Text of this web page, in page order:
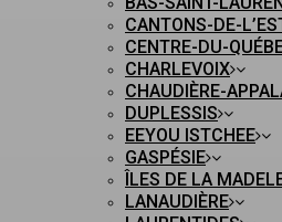
CANTONS-DE-
CENTRE-DU-
CHARLEVOIX
CHAUDIÈRE-
DUPLESSIS
EEYOU ISTCHEE
GASPÉSIE
ÎLES DE LA
LANAUDIÈRE